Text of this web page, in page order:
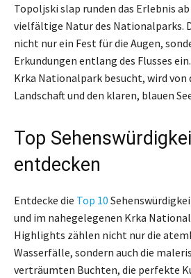
Topoljski slap runden das Erlebnis
vielfältige Natur des Nationalparks.
nicht nur ein Fest für die Augen,
Erkundungen entlang des Flusses
Krka Nationalpark besucht, wird von
Landschaft und den klaren, blauen
Top
entdecken
Entdecke die Top 10
und im nahegelegenen Krka
Highlights zählen nicht nur die
Wasserfälle, sondern auch die
verträumten Buchten, die perfekte